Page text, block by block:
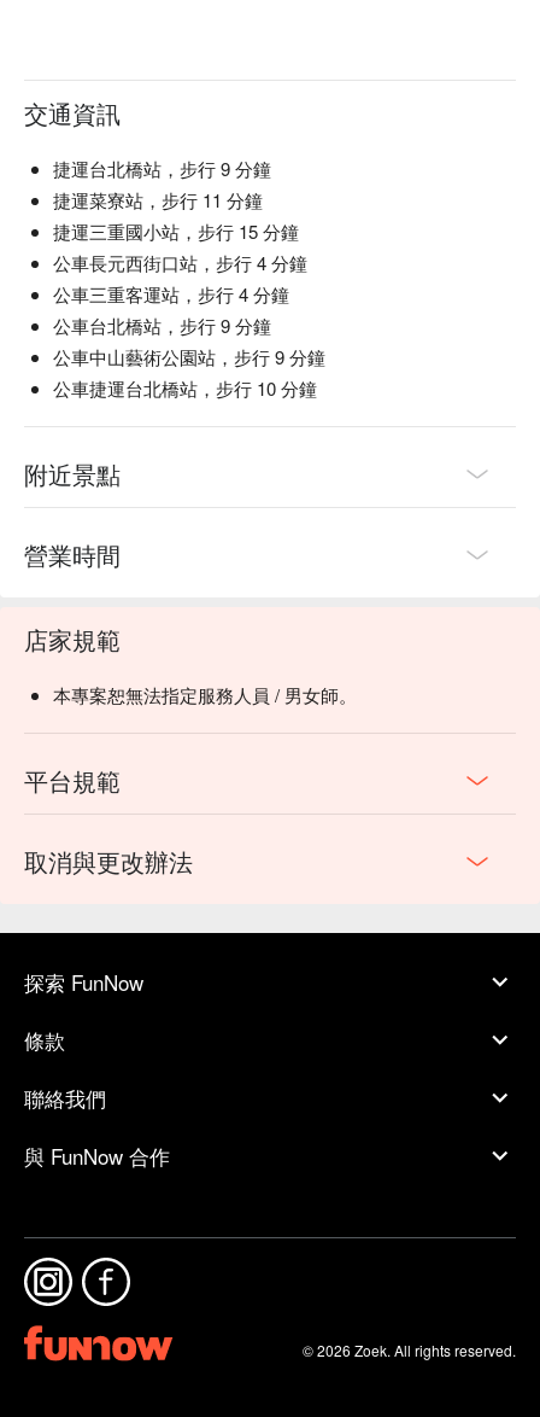
交通資訊
捷運台北橋站，步行 9 分鐘
捷運菜寮站，步行 11 分鐘
捷運三重國小站，步行 15 分鐘
公車長元西街口站，步行 4 分鐘
公車三重客運站，步行 4 分鐘
公車台北橋站，步行 9 分鐘
公車中山藝術公園站，步行 9 分鐘
公車捷運台北橋站，步行 10 分鐘
附近景點
營業時間
店家規範
本專案恕無法指定服務人員 / 男女師。
平台規範
取消與更改辦法
探索 FunNow
條款
聯絡我們
與 FunNow 合作
© 2026 Zoek. All rights reserved.